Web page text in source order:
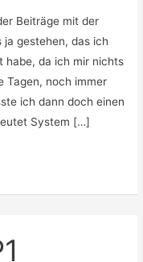
Beiträge mit der
ja gestehen, das ich
habe, da ich mir nichts
Tagen, noch immer
ich dann doch einen
System […]